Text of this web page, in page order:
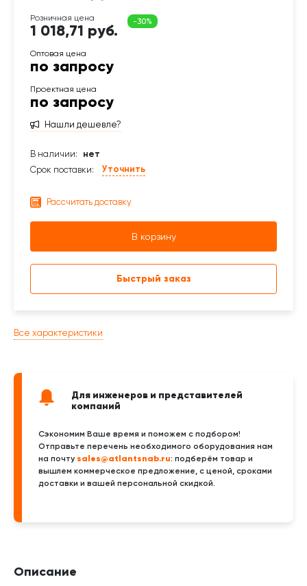
Все характеристики
Для инженеров и представителей
компаний
Сэкономим Ваше время и поможем с подбором!
Отправьте перечень необходимого оборудования нам
на почту sales@atlantsnab.ru: подберём товар и
вышлем коммерческое предложение, с ценой, сроками
доставки и вашей персональной скидкой.
1 018,71 руб.
по запросу
по запросу
Нашли дешевле?
В наличии:
нет
Срок поставки:
Уточнить
Рассчитать доставку
В корзину
Быстрый заказ
Описание